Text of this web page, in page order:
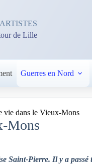
de Lille
Guerres en Nord
vie dans le Vieux-Mons
Mons
Saint-Pierre. Il y a passé